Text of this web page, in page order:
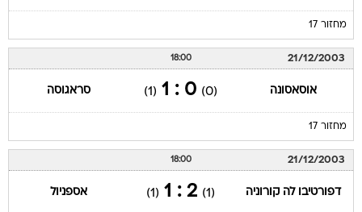
מחזור 17
21/12/2003
18:00
אוסאסונה (0)
0 : 1
(1) סראגוסה
מחזור 17
21/12/2003
18:00
דפורטיבו לה קורוניה (1)
2 : 1
(1) אספניול